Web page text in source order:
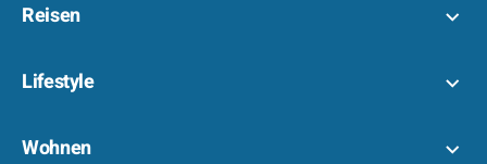
Reisen
Lifestyle
Wohnen